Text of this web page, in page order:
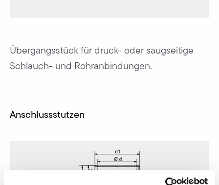
Übergangsstück für druck- oder saugseitige
Schlauch- und Rohranbindungen.
Anschlussstutzen